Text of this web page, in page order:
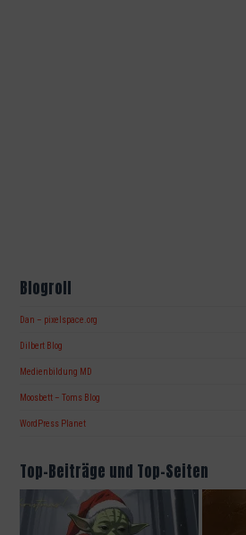
Blogroll
Dan – pixelspace.org
Dilbert Blog
Medienbildung MD
Moosbett – Toms Blog
WordPress Planet
Top-Beiträge und Top-Seiten